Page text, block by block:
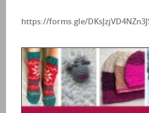
https://forms.gle/